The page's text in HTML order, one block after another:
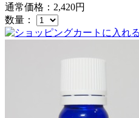
通常価格： 2,420円
数量：